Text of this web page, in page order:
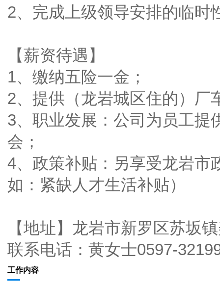
2、完成上级领导安排的临时
【薪资待遇】
1、缴纳五险一金；
2、提供（龙岩城区住的）厂
3、职业发展：公司为员工提
会；
4、政策补贴：另享受龙岩市
如：紧缺人才生活补贴）
【地址】龙岩市新罗区苏坂
联系电话：黄女士0597-
工作内容